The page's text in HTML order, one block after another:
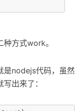
方式work。
是nodejs代码，虽然
出来了：